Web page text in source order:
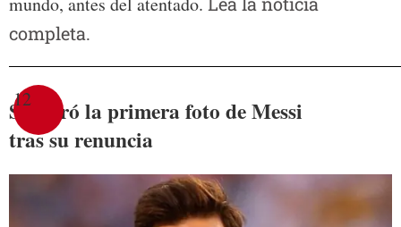
completa.
12
Se filtró la primera foto de Messi
tras su renuncia